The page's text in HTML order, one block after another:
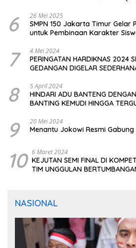
6 26 Mei 2025
SMPN 150 Jakarta Timur Gelar
untuk Pembinaan Karakter
7 4 Mei 2024
PERINGATAN HARDIKNAS 2024
GEDANGAN DIGELAR
8 5 April 2024
HINDARI ADU BANTENG
BANTING KEMUDI HINGGA
9 20 Mei 2024
Menantu Jokowi Resmi
10 6 Maret 2024
KEJUTAN SEMI FINAL DI
TIM UNGGULAN
NASIONAL